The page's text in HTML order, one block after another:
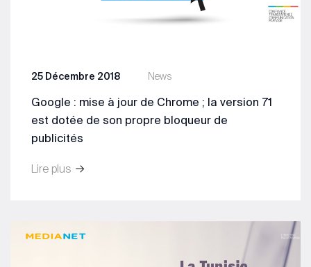
News
25 Décembre 2018
Google : mise à jour de Chrome ; la version 71
est dotée de son propre bloqueur de
publicités
Lire plus